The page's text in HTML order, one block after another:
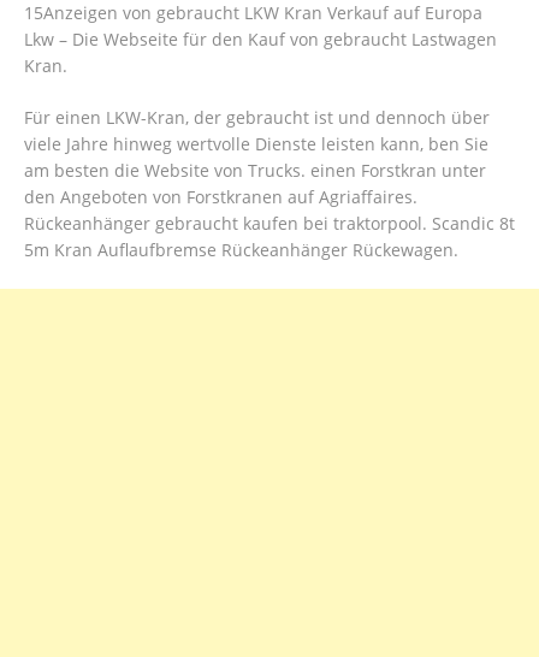
15Anzeigen von gebraucht LKW Kran Verkauf auf Europa
Lkw – Die Webseite für den Kauf von gebraucht Lastwagen
Kran.
Für einen LKW-Kran, der gebraucht ist und dennoch über
viele Jahre hinweg wertvolle Dienste leisten kann, ben Sie
am besten die Website von Trucks. einen Forstkran unter
den Angeboten von Forstkranen auf Agriaffaires.
Rückeanhänger gebraucht kaufen bei traktorpool. Scandic 8t
5m Kran Auflaufbremse Rückeanhänger Rückewagen.